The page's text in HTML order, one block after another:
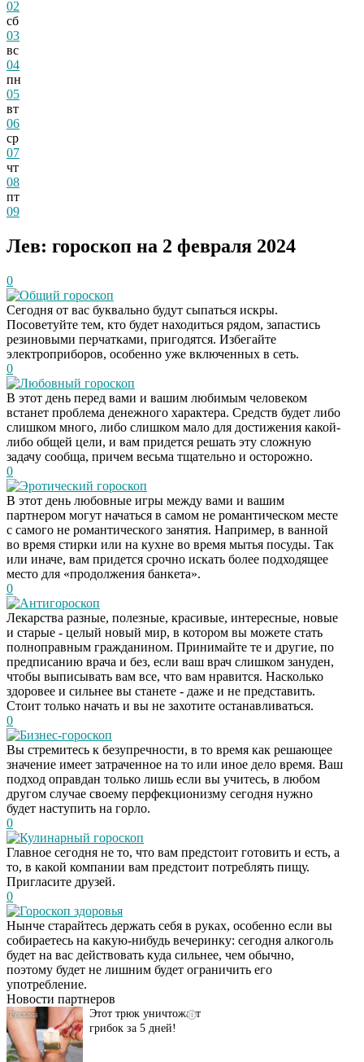
02
сб
03
вс
04
пн
05
вт
06
ср
07
чт
08
пт
09
Лев: гороскоп на 2 февраля 2024
0
Общий гороскоп
Сегодня от вас буквально будут сыпаться искры.
Посоветуйте тем, кто будет находиться рядом, запастись
резиновыми перчатками, пригодятся. Избегайте
электроприборов, особенно уже включенных в сеть.
0
Любовный гороскоп
В этот день перед вами и вашим любимым человеком
встанет проблема денежного характера. Средств будет либо
слишком много, либо слишком мало для достижения какой-
либо общей цели, и вам придется решать эту сложную
задачу сообща, причем весьма тщательно и осторожно.
0
Эротический гороскоп
В этот день любовные игры между вами и вашим
партнером могут начаться в самом не романтическом месте
с самого не романтического занятия. Например, в ванной
во время стирки или на кухне во время мытья посуды. Так
или иначе, вам придется срочно искать более подходящее
место для «продолжения банкета».
0
Антигороскоп
Лекарства разные, полезные, красивые, интересные, новые
и старые - целый новый мир, в котором вы можете стать
полноправным гражданином. Принимайте те и другие, по
предписанию врача и без, если ваш врач слишком зануден,
чтобы выписывать вам все, что вам нравится. Насколько
здоровее и сильнее вы станете - даже и не представить.
Стоит только начать и вы не захотите останавливаться.
0
Бизнес-гороскоп
Вы стремитесь к безупречности, в то время как решающее
значение имеет затраченное на то или иное дело время. Ваш
подход оправдан только лишь если вы учитесь, в любом
другом случае своему перфекционизму сегодня нужно
будет наступить на горло.
0
Кулинарный гороскоп
Главное сегодня не то, что вам предстоит готовить и есть, а
то, в какой компании вам предстоит потреблять пищу.
Пригласите друзей.
0
Гороскоп здоровья
Нынче старайтесь держать себя в руках, особенно если вы
собираетесь на какую-нибудь вечеринку: сегодня алкоголь
будет на вас действовать куда сильнее, чем обычно,
поэтому будет не лишним будет ограничить его
употребление.
Новости партнеров
i
Даже самый
запущенный грибок
исчезнет с корнем,
если перед сном…
i
Этот трюк уничтожает
грибок за 5 дней!